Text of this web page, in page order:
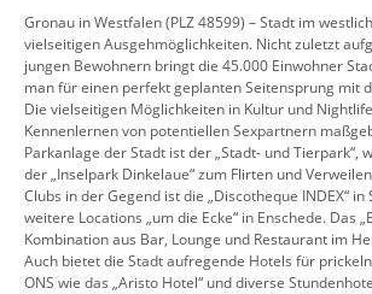
Gronau in Westfalen (PLZ 48599) – Stadt im
vielseitigen Ausgehmöglichkeiten. Nicht zuletzt
jungen Bewohnern bringt die 45.000 Einwohner
man für einen perfekt geplanten Seitensprung mit
Die vielseitigen Möglichkeiten in Kultur und
Kennenlernen von potentiellen Sexpartnern
Parkanlage der Stadt ist der „Stadt- und Tierpark“,
der „Inselpark Dinkelaue“ zum Flirten und
Clubs in der Gegend ist die „Discotheque INDEX“
weitere Locations „um die Ecke“ in Enschede. Das
Kombination aus Bar, Lounge und Restaurant im
Auch bietet die Stadt aufregende Hotels für
ONS wie das „Aristo Hotel“ und diverse